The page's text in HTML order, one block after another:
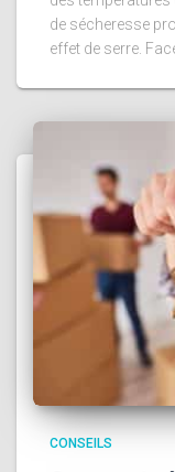
de sécheresse
effet de serre.
CONSEILS